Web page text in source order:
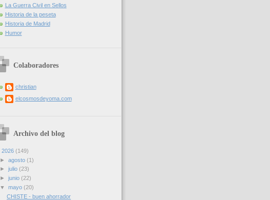
La Guerra Civil en Sellos
Historia de la peseta
Historia de Madrid
Humor
Colaboradores
christian
elcosmosdeyoma.com
Archivo del blog
2026 (149)
► agosto (1)
► julio (23)
► junio (22)
▼ mayo (20)
CHISTE - buen ahorrador